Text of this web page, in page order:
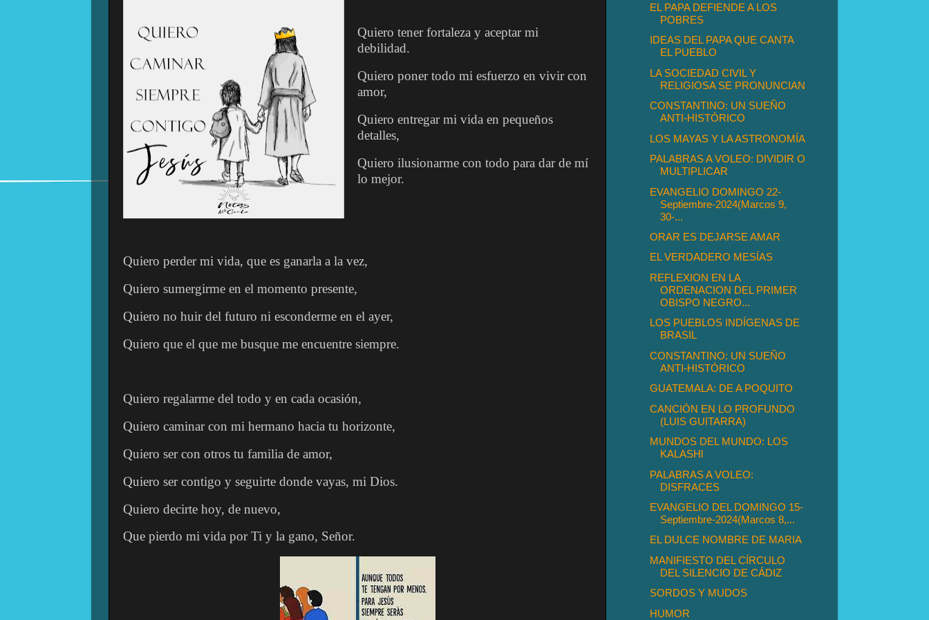
Quiero tener fortaleza y aceptar mi
debilidad.
Quiero poner todo mi esfuerzo en vivir con
amor,
Quiero entregar mi vida en pequeños
detalles,
Quiero ilusionarme con todo para dar de mí
lo mejor.
Quiero perder mi vida, que es ganarla a la vez,
Quiero sumergirme en el momento presente,
Quiero no huir del futuro ni esconderme en el ayer,
Quiero que el que me busque me encuentre siempre.
Quiero regalarme del todo y en cada ocasión,
Quiero caminar con mi hermano hacia tu horizonte,
Quiero ser con otros tu familia de amor,
Quiero ser contigo y seguirte donde vayas, mi Dios.
Quiero decirte hoy, de nuevo,
Que pierdo mi vida por Ti y la gano, Señor.
EL PAPA DEFIENDE A LOS
POBRES
IDEAS DEL PAPA QUE CANTA
EL PUEBLO
LA SOCIEDAD CIVIL Y
RELIGIOSA SE PRONUNCIAN
CONSTANTINO: UN SUEÑO
ANTI-HISTÓRICO
LOS MAYAS Y LA ASTRONOMÍA
PALABRAS A VOLEO: DIVIDIR O
MULTIPLICAR
EVANGELIO DOMINGO 22-
Septiembre-2024(Marcos 9,
30-...
ORAR ES DEJARSE AMAR
EL VERDADERO MESÍAS
REFLEXION EN LA
ORDENACION DEL PRIMER
OBISPO NEGRO...
LOS PUEBLOS INDÍGENAS DE
BRASIL
CONSTANTINO: UN SUEÑO
ANTI-HISTÓRICO
GUATEMALA: DE A POQUITO
CANCIÓN EN LO PROFUNDO
(LUIS GUITARRA)
MUNDOS DEL MUNDO: LOS
KALASHl
PALABRAS A VOLEO:
DISFRACES
EVANGELIO DEL DOMINGO 15-
Septiembre-2024(Marcos 8,...
EL DULCE NOMBRE DE MARIA
MANIFIESTO DEL CÍRCULO
DEL SILENCIO DE CÁDIZ
SORDOS Y MUDOS
HUMOR